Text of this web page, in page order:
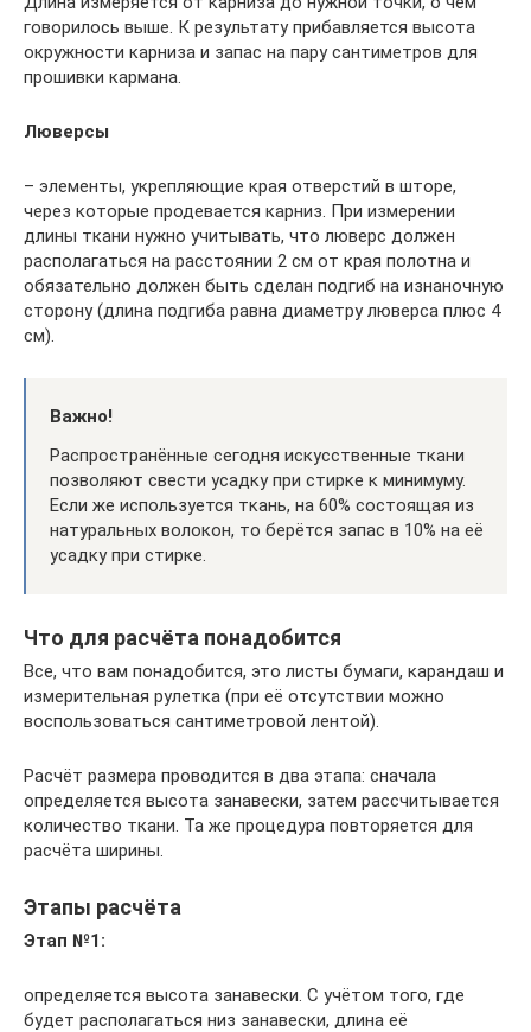
говорилось выше. К результату прибавляется высота
окружности карниза и запас на пару сантиметров для
прошивки кармана.
Люверсы
– элементы, укрепляющие края отверстий в шторе,
через которые продевается карниз. При измерении
длины ткани нужно учитывать, что люверс должен
располагаться на расстоянии 2 см от края полотна и
обязательно должен быть сделан подгиб на изнаночную
сторону (длина подгиба равна диаметру люверса плюс 4
см).
Важно!
Распространённые сегодня искусственные ткани
позволяют свести усадку при стирке к минимуму.
Если же используется ткань, на 60% состоящая из
натуральных волокон, то берётся запас в 10% на её
усадку при стирке.
Что для расчёта понадобится
Все, что вам понадобится, это листы бумаги, карандаш и
измерительная рулетка (при её отсутствии можно
воспользоваться сантиметровой лентой).
Расчёт размера проводится в два этапа: сначала
определяется высота занавески, затем рассчитывается
количество ткани. Та же процедура повторяется для
расчёта ширины.
Этапы расчёта
Этап №1:
определяется высота занавески. С учётом того, где
будет располагаться низ занавески, длина её